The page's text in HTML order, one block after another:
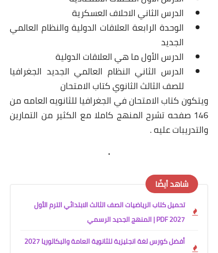
الدرس الثاني الاحلاف العسكرية
الوحدة الرابعة العلاقات الدولية والنظام العالمي
الجديد
الدرس الأول ما هي العلاقات الدولية
الدرس الثاني النظام العالمي الجديد الجغرافيا
للصف الثالث الثانوي كتاب الامتحان
ويتكون كتاب الامتحان في الجغرافيا للثانويه العامه من
146 صفحه تشرح المنهج كاملا مع الكثير من التمارين
والتدريبات عليه .
.
شاهد أيضًا
تحميل كتاب الرياضيات الصف الثالث الابتدائي الترم الأول
2027 PDF | المنهج الجديد الرسمي
أفضل كورس لغة انجليزية للثانوية العامة والبكالوريا 2027